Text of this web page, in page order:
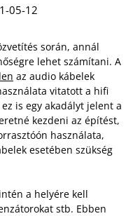
05-12
során, annál
lehet számítani. A
az audio kábelek
vitatott a hifi
is egy akadályt jelent a
kezdeni az építést,
használata,
esetében szükség
a helyére kell
stb. Ebben